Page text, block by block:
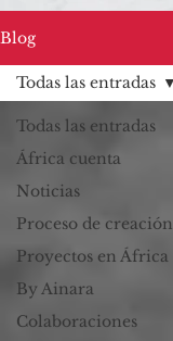
Blog
Todas las entradas
África cuenta
Noticias
Proceso de creación
Proyectos en África
By Ainara
Colaboraciones
Todas las entradas